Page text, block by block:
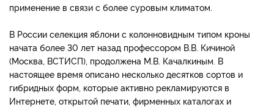
применение в связи с более суровым климатом.
В России селекция яблони с колонновидным типом кроны
начата более 30 лет назад профессором В.В. Кичиной
(Москва, ВСТИСП), продолжена М.В. Качалкиным. В
настоящее время описано несколько десятков сортов и
гибридных форм, которые активно рекламируются в
Интернете, открытой печати, фирменных каталогах и